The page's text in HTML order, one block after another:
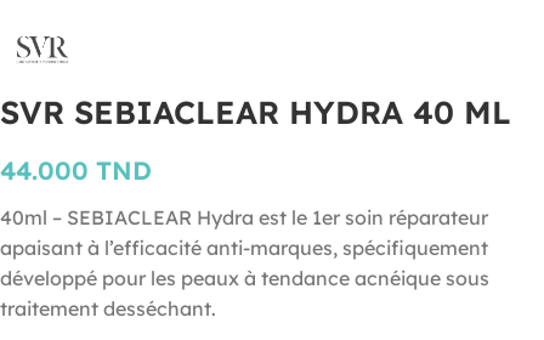
SVR SEBIACLEAR HYDRA 40 ML
44.000 TND
40ml – SEBIACLEAR Hydra est le 1er soin réparateur
apaisant à l’efficacité anti-marques, spécifiquement
développé pour les peaux à tendance acnéique sous
traitement desséchant.